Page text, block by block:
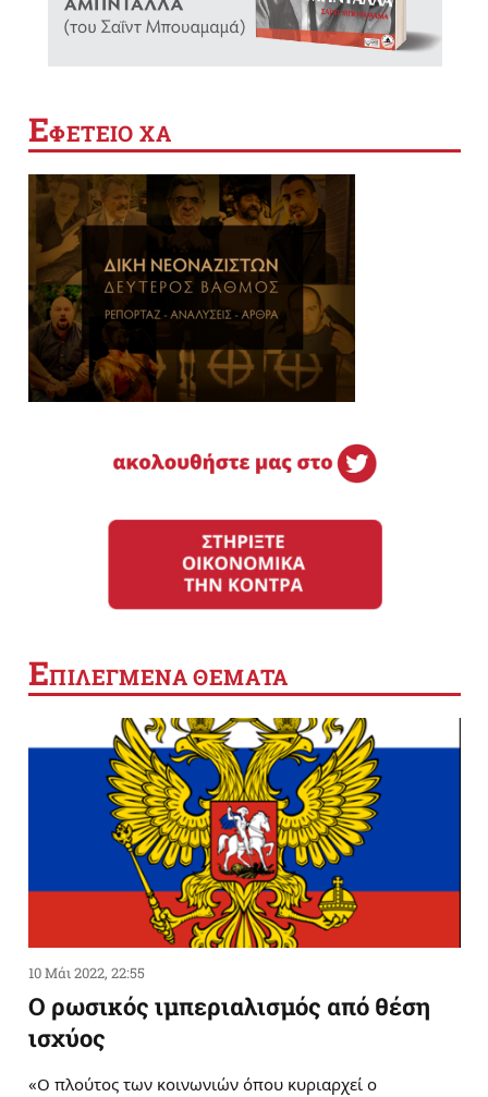
ΕΦΕΤΕΙΟ ΧΑ
ΕΠΙΛΕΓΜΕΝΑ ΘΕΜΑΤΑ
10 Μάι 2022, 22:55
Ο ρωσικός ιμπεριαλισμός από θέση
ισχύος
«Ο πλούτος των κοινωνιών όπου κυριαρχεί ο